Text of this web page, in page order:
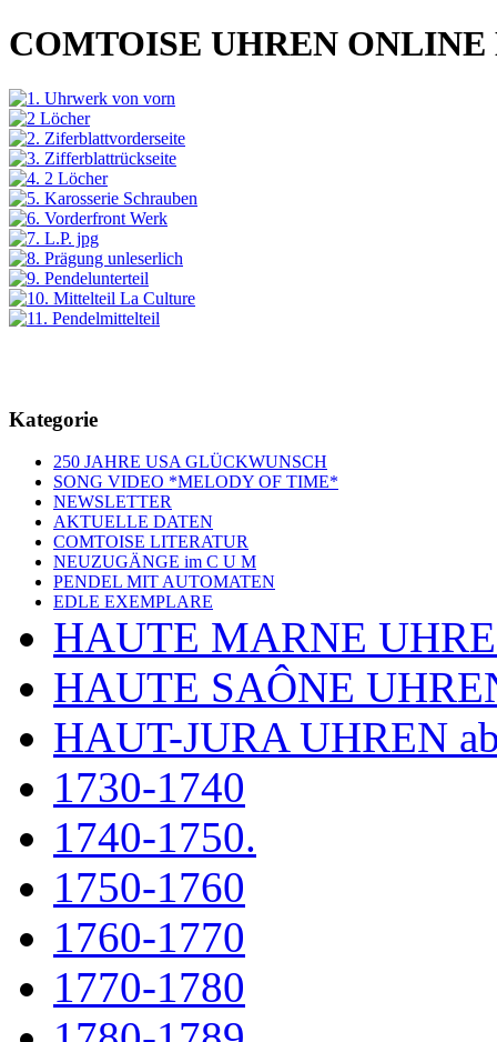
COMTOISE UHREN ONLINE
Kategorie
250 JAHRE USA GLÜCKWUNSCH
SONG VIDEO *MELODY OF TIME*
NEWSLETTER
AKTUELLE DATEN
COMTOISE LITERATUR
NEUZUGÄNGE im C U M
PENDEL MIT AUTOMATEN
EDLE EXEMPLARE
HAUTE MARNE
HAUTE SAÔNE
HAUT-JURA UHREN
1730-1740
1740-1750.
1750-1760
1760-1770
1770-1780